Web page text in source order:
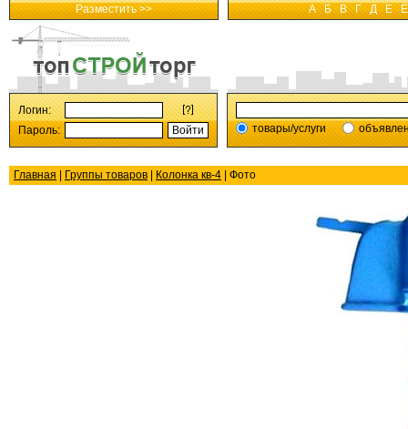
Разместить >> А Б В Г Д Е Ё
Логин:
Пароль:
товары/услуги
Главная Группы товаров Колонка кв-4 | Фото